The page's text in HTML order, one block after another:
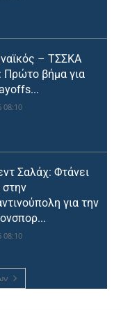
– ΤΣΣΚΑ
Πρώτο βήμα για
08:10
Σαλάχ: Φτάνει
για την
08:10